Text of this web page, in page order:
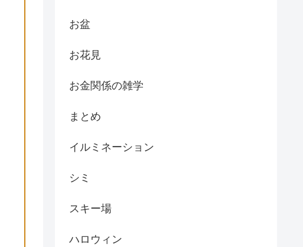
お盆
お花見
お金関係の雑学
まとめ
イルミネーション
シミ
スキー場
ハロウィン